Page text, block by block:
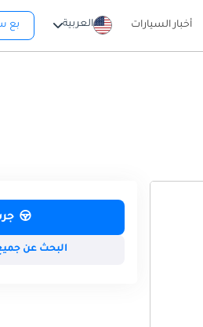
أخبار السيارات العربية بع
البحث عن